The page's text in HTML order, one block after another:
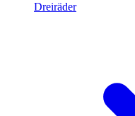
Dreiräder